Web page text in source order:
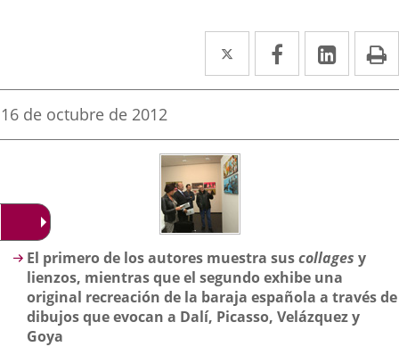
Twitter
Enlace
a
aplicación
externa.
Facebook
Enlace
a
aplicación
Enlace
a
Fecha
la
16 de octubre de 2012
Descripción
El primero de los autores muestra suscollages y
lienzos, mientras que el segundo exhibe una
original recreación de la baraja española a través de
dibujos que evocan a Dalí, Picasso, Velázquez y
Goya